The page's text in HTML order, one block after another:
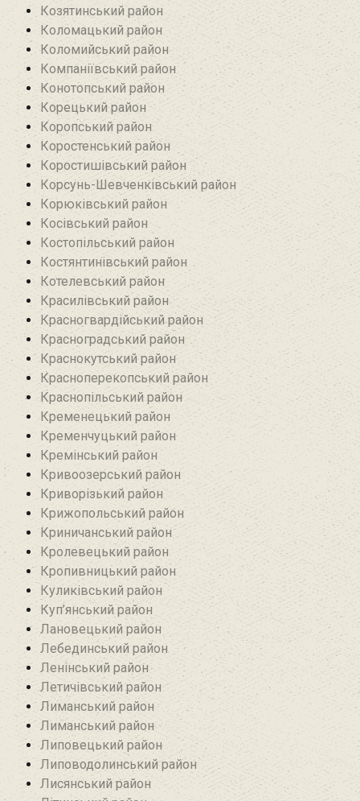
Козятинський район
Коломацький район
Коломийський район
Компаніївський район
Конотопський район
Корецький район
Коропський район
Коростенський район
Коростишівський район‎
Корсунь-Шевченківський район
Корюківський район
Косівський район
Костопільський район
Костянтинівський район‎
Котелевський район
Красилівський район
Красногвардійський район
Красноградський район
Краснокутський район
Красноперекопський район
Краснопільський район
Кременецький район
Кременчуцький район
Кремінський район‎
Кривоозерський район‎
Криворізький район
Крижопольський район
Криничанський район
Кролевецький район‎
Кропивницький район
Куликівський район
Куп’янський район
Лановецький район
Лебединський район
Ленінський район
Летичівський район
Лиманський район
Лиманський район
Липовецький район
Липоводолинський район
Лисянський район